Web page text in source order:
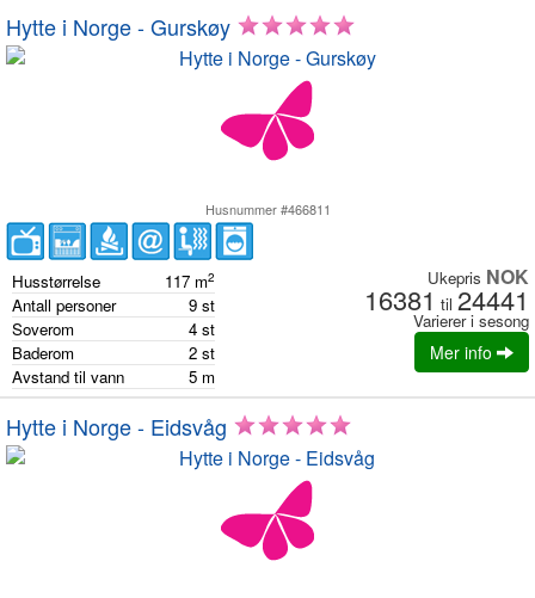
Hytte i Norge - Gurskøy
Husnummer #466811
Husstørrelse 117 m2
Antall personer 9 st
Soverom
4 st
Baderom
2 st
Avstand til vann
5 m
Ukepris NOK
16381 til 24441
Varierer i sesong
Mer info
Hytte i Norge - Eidsvåg